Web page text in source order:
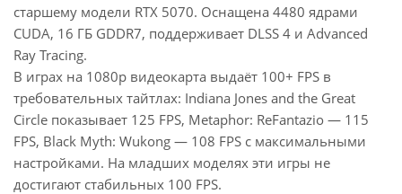
старшему модели RTX 5070. Оснащена 4480 ядрами
CUDA, 16 ГБ GDDR7, поддерживает DLSS 4 и Advanced
Ray Tracing.
В играх на 1080p видеокарта выдаёт 100+ FPS в
требовательных тайтлах: Indiana Jones and the Great
Circle показывает 125 FPS, Metaphor: ReFantazio — 115
FPS, Black Myth: Wukong — 108 FPS с максимальными
настройками. На младших моделях эти игры не
достигают стабильных 100 FPS.